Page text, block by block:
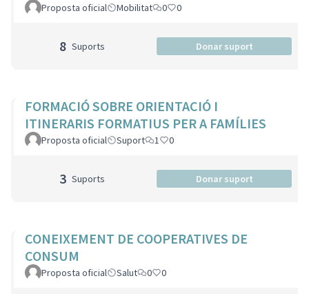
Proposta oficial Mobilitat 0 0
8 Suports Donar suport
FORMACIÓ SOBRE ORIENTACIÓ I
ITINERARIS FORMATIUS PER A FAMÍLIES
Proposta oficial Suport 1 0
3 Suports Donar suport
CONEIXEMENT DE COOPERATIVES DE
CONSUM
Proposta oficial Salut 0 0